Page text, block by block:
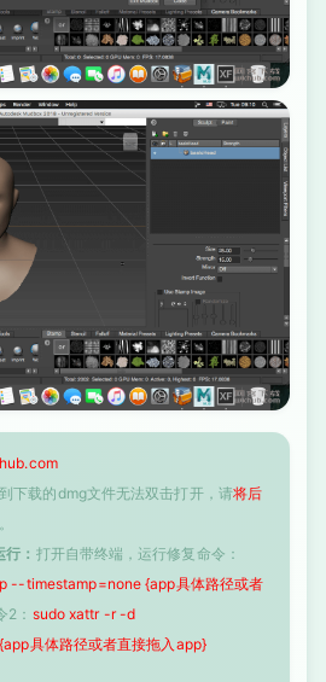
下载的dmg文件无法双击打开，请将后
： 打开自带终端，运行修复命令：
timestamp=none {app具体路径或者
2： sudo xattr -r -d
具体路径或者直接拖入app}